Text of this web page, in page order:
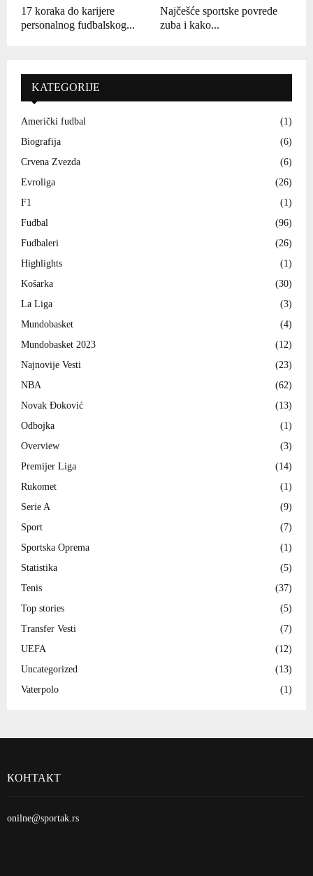
17 koraka do karijere
personalnog fudbalskog...
Najčešće sportske povrede
zuba i kako...
KATEGORIJE
Američki fudbal
(1)
Biografija
(6)
Crvena Zvezda
(6)
Evroliga
(26)
F1
(1)
Fudbal
(96)
Fudbaleri
(26)
Highlights
(1)
Košarka
(30)
La Liga
(3)
Mundobasket
(4)
Mundobasket 2023
(12)
Najnovije Vesti
(23)
NBA
(62)
Novak Đoković
(13)
Odbojka
(1)
Overview
(3)
Premijer Liga
(14)
Rukomet
(1)
Serie A
(9)
Sport
(7)
Sportska Oprema
(1)
Statistika
(5)
Tenis
(37)
Top stories
(5)
Transfer Vesti
(7)
UEFA
(12)
Uncategorized
(13)
Vaterpolo
(1)
КОНТАКТ
onilne@sportak.rs